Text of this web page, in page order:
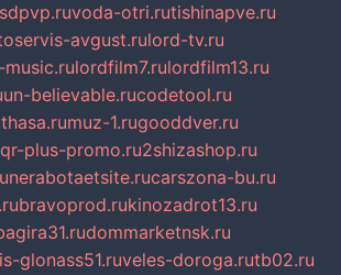
voda-otri.rutishinapve.ru
avgust.rulord-tv.ru
lordfilm7.rulordfilm13.ru
un-believable.rucodetool.ru
muz-1.rugooddver.ru
qr-plus-promo.ru2shizashop.ru
nerabotaetsite.rucarszona-bu.ru
bravoprod.rukinozadrot13.ru
dommarketnsk.ru
glonass51.ruveles-doroga.rutb02.ru